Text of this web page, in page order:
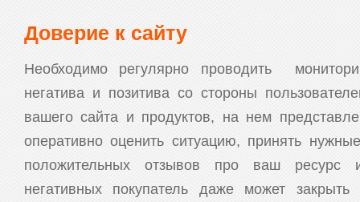
Доверие к сайту
Необходимо регулярно проводить
негатива и позитива со стороны
вашего сайта и продуктов, на нем
оперативно оценить ситуацию, принять
положительных отзывов про ваш ресурс
негативных покупатель даже может